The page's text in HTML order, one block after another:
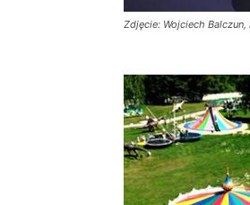
Zdjęcie: Wojciech